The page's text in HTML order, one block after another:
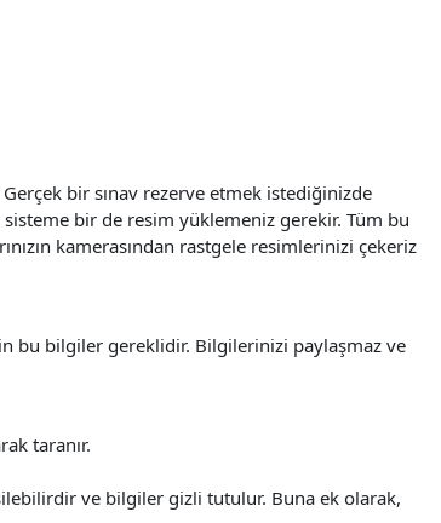
bir sınav rezerve etmek istediğinizde
bir de resim yüklemeniz gerekir. Tüm bu
kamerasından rastgele resimlerinizi çekeriz
bu bilgiler gereklidir. Bilgilerinizi paylaşmaz ve
taranır.
ve bilgiler gizli tutulur. Buna ek olarak,